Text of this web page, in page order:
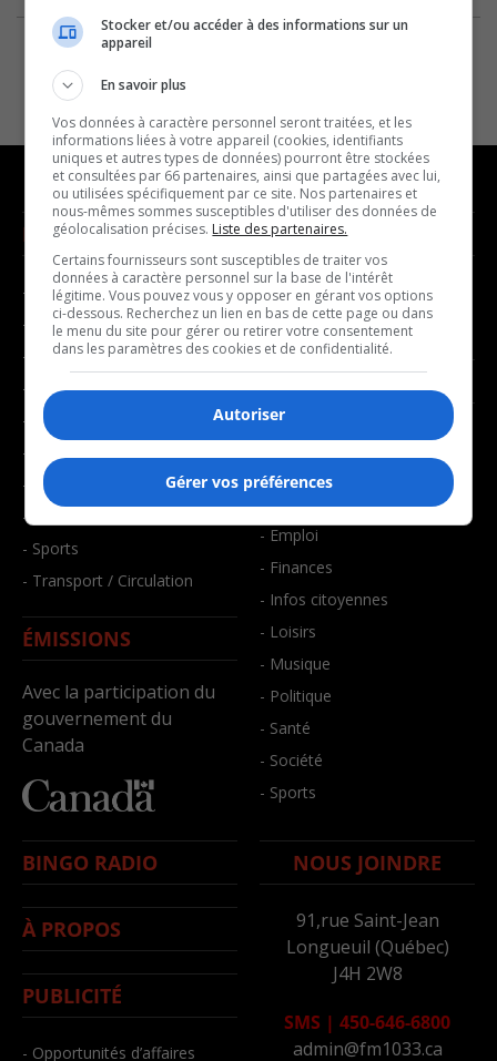
NOUVELLES
- Affaires municipales
- Communauté / Social
- Culture
- Économie
- Éducation
- Environnement
- Faits divers
- Santé et bien-être
- Sports
- Transport / Circulation
ÉMISSIONS
Avec la participation du
gouvernement du
Canada
MUSIQUE
- Décompte franco
- Joué récemment
BALADOS
- Affaires
- Art de vivre
- Bien-être
- Emploi
- Finances
- Infos citoyennes
- Loisirs
- Musique
- Politique
- Santé
- Société
- Sports
BINGO RADIO
À PROPOS
PUBLICITÉ
- Opportunités d’affaires
NOUS JOINDRE
91,rue Saint-Jean
Longueuil (Québec)
J4H 2W8
SMS | 450-646-6800
admin@fm1033.ca
Stocker et/ou accéder à des informations sur un
appareil
En savoir plus
Vos données à caractère personnel seront traitées, et les
informations liées à votre appareil (cookies, identifiants
uniques et autres types de données) pourront être stockées
et consultées par 66 partenaires, ainsi que partagées avec lui,
ou utilisées spécifiquement par ce site. Nos partenaires et
nous-mêmes sommes susceptibles d'utiliser des données de
géolocalisation précises. Liste des partenaires.
Certains fournisseurs sont susceptibles de traiter vos
données à caractère personnel sur la base de l'intérêt
légitime. Vous pouvez vous y opposer en gérant vos options
ci-dessous. Recherchez un lien en bas de cette page ou dans
le menu du site pour gérer ou retirer votre consentement
dans les paramètres des cookies et de confidentialité.
Autoriser
Gérer vos préférences